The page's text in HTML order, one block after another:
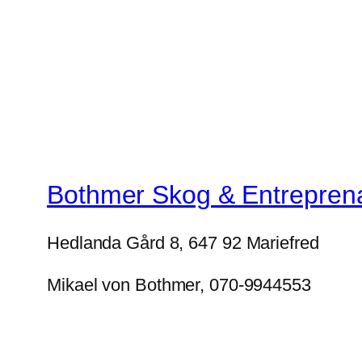
Bothmer Skog &
Hedlanda Gård 8, 647 92 Mariefred
Mikael von Bothmer, 070-9944553